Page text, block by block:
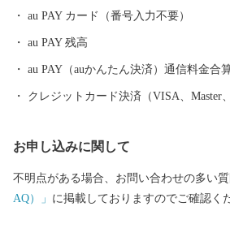
北部は大阪湾に面し、はるかに六甲山、
au PAY カード（番号入力不要）
au PAY 残高
au PAY（auかんたん決済）通信料金合
クレジットカード決済（VISA、Master
お申し込みに関して
不明点がある場合、お問い合わせの多い
AQ）」 に掲載しておりますのでご確認く